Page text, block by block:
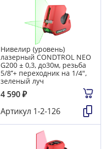
Нивелир (уровень)
лазерный CONDTROL NEO
G200 ± 0,3, до30м, резьба
5/8’’+ переходник на 1/4",
зеленый луч
4 590₽
Артикул 1-2-126